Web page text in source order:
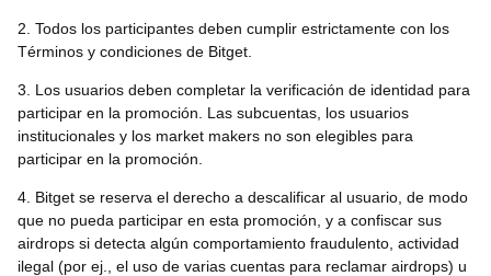
2. Todos los participantes deben cumplir estrictamente con los
Términos y condiciones de Bitget.
3. Los usuarios deben completar la verificación de identidad para
participar en la promoción. Las subcuentas, los usuarios
institucionales y los market makers no son elegibles para
participar en la promoción.
4. Bitget se reserva el derecho a descalificar al usuario, de modo
que no pueda participar en esta promoción, y a confiscar sus
airdrops si detecta algún comportamiento fraudulento, actividad
ilegal (por ej., el uso de varias cuentas para reclamar airdrops) u